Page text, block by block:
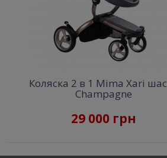
Коляска 2 в 1 Mima Xari
Champagne
29 000 грн